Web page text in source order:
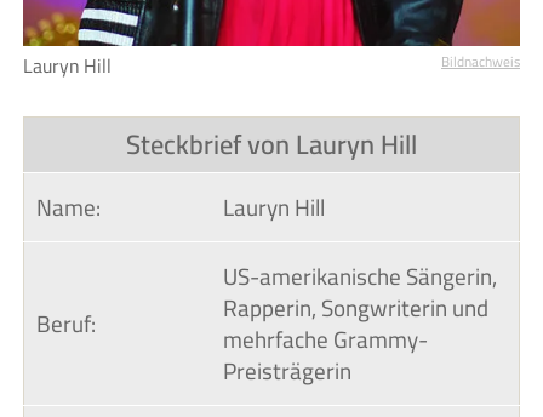
Lauryn Hill Bildnachweis
Steckbrief von Lauryn Hill
Name: Lauryn Hill
Beruf:
US-amerikanische Sängerin,
Rapperin, Songwriterin und
mehrfache Grammy-
Preisträgerin